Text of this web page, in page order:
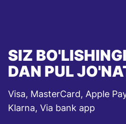
SIZ
DAN PUL
Visa, MasterCard, Apple
Klarna, Via bank app